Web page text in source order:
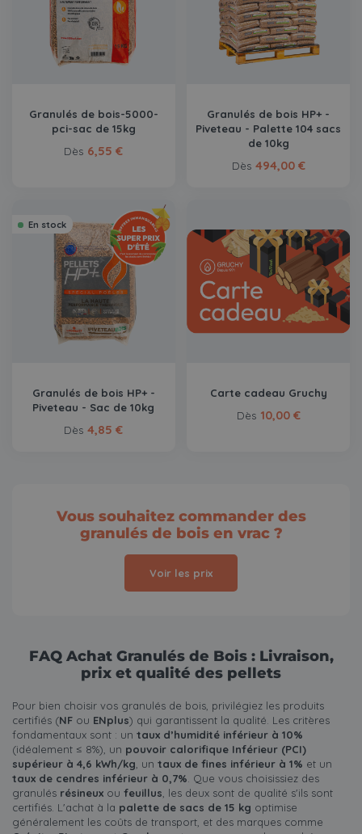
Granulés de bois-5000-
pci-sac de 15kg
Dès 6,55 €
Granulés de bois HP+ -
Piveteau - Palette 104 sacs
de 10kg
Dès 494,00 €
En stock
Granulés de bois HP+ -
Piveteau - Sac de 10kg
Dès 4,85 €
Carte cadeau Gruchy
Dès 10,00 €
Vous souhaitez commander des
granulés de bois en vrac ?
Voir les prix
FAQ Achat Granulés de Bois : Livraison,
prix et qualité des pellets
Pour bien choisir vos granulés de bois, privilégiez les produits
certifiés (NFou ENplus) qui garantissent la qualité. Les critères
fondamentaux sont : un taux d’humidité inférieur à 10%
(idéalement ≤ 8%), un pouvoir calorifique Inférieur (PCI)
supérieur à 4,6 kWh/kg, un taux de fines inférieur à 1% et un
taux de cendres inférieur à 0,7%. Que vous choisissiez des
granulés résineuxou feuillus, les deux sont de qualité s'ils sont
certifiés. L'achat à la palette de sacs de 15 kg optimise
généralement les coûts de transport, et des marques comme